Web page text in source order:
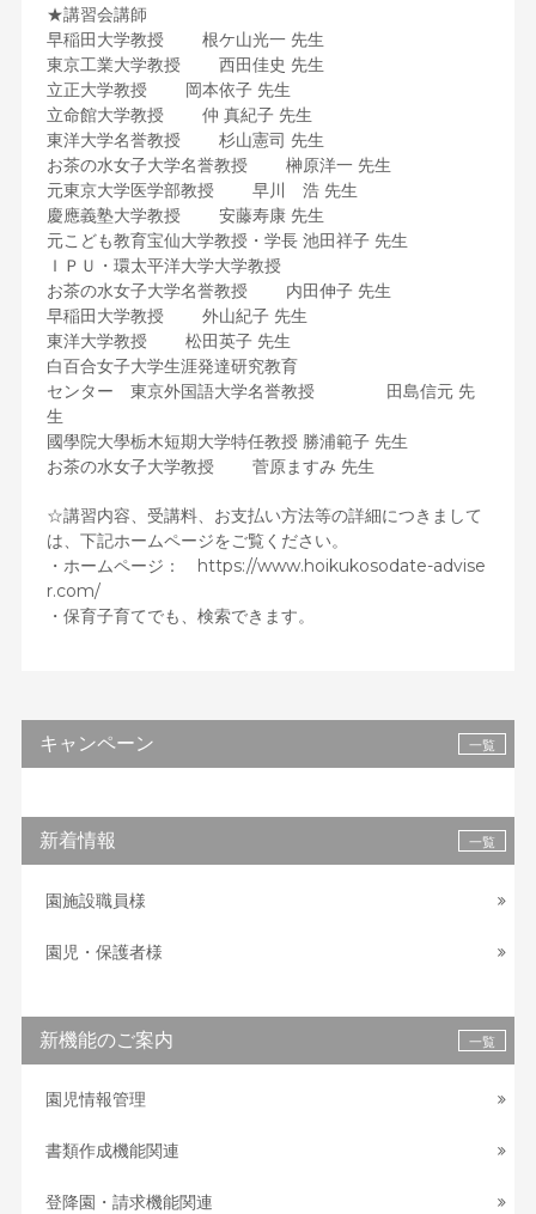
★講習会講師
早稲田大学教授 根ケ山光一 先生
東京工業大学教授 西田佳史 先生
立正大学教授 岡本依子 先生
立命館大学教授 仲 真紀子 先生
東洋大学名誉教授 杉山憲司 先生
お茶の水女子大学名誉教授 榊原洋一 先生
元東京大学医学部教授 早川 浩 先生
慶應義塾大学教授 安藤寿康 先生
元こども教育宝仙大学教授・学長 池田祥子 先生
ＩＰＵ・環太平洋大学大学教授
お茶の水女子大学名誉教授 内田伸子 先生
早稲田大学教授 外山紀子 先生
東洋大学教授 松田英子 先生
白百合女子大学生涯発達研究教育
センター 東京外国語大学名誉教授 田島信元 先
生
國學院大學栃木短期大学特任教授 勝浦範子 先生
お茶の水女子大学教授 菅原ますみ 先生
☆講習内容、受講料、お支払い方法等の詳細につきまして
は、下記ホームページをご覧ください。
・ホームページ： https://www.hoikukosodate-advise
r.com/
・保育子育てでも、検索できます。
キャンペーン 一覧
新着情報 一覧
園施設職員様
園児・保護者様
新機能のご案内 一覧
園児情報管理
書類作成機能関連
登降園・請求機能関連